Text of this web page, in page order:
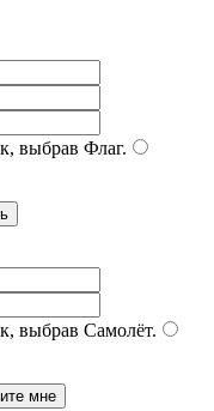
выбрав Флаг.
выбрав Самолёт.